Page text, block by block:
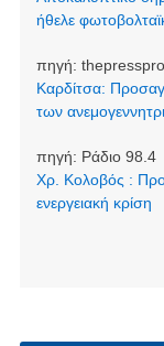
ήθελε
πηγή:
Καρδίτσα:
των
πηγή: Ράδιο 98.4
Χρ. Κολοβός :
ενεργειακή κρίση